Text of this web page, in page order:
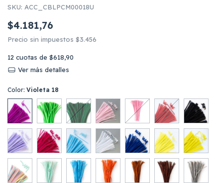
SKU: ACC_CBLPCM00018U
$4.181,76
Precio sin impuestos $3.456
12 cuotas de $618,90
Ver más detalles
Color: Violeta 18